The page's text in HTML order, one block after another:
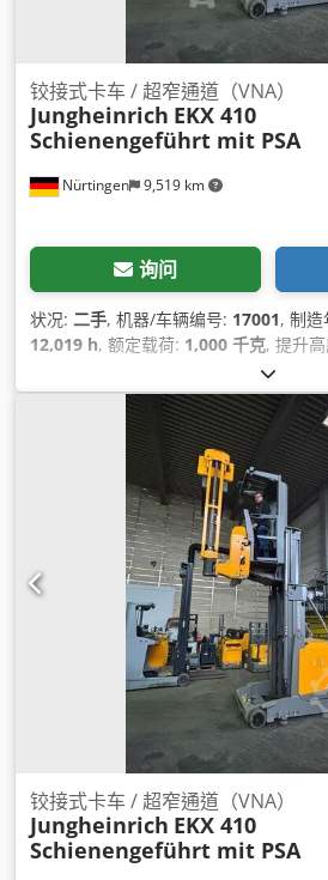
Nürtingen 9,519 km
铰接式卡车 / 超窄通道（VNA）
Jungheinrich EKX 410
Schienengeführt mit PSA
询问
状况: 二手, 机器/车辆编号: 17001, 制造
12,019 h, 额定载荷: 1,000 千克, 提升
, 桅杆类型:
高度:2,600 毫米, 电池电压:48 V, 叉长:
铰接式卡车 / 超窄通道（VNA）
Jungheinrich EKX 410
Schienengeführt mit PSA